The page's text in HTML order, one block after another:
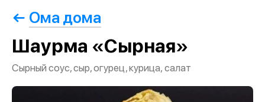
Ома дома
Шаурма «Сырная»
Сырный соус, сыр, огурец, курица, салат